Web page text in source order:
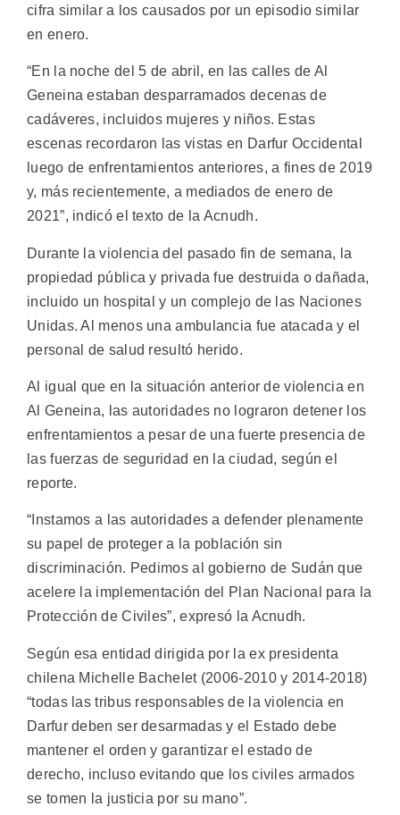
cifra similar a los causados por un episodio similar
en enero.
“En la noche del 5 de abril, en las calles de Al
Geneina estaban desparramados decenas de
cadáveres, incluidos mujeres y niños. Estas
escenas recordaron las vistas en Darfur Occidental
luego de enfrentamientos anteriores, a fines de 2019
y, más recientemente, a mediados de enero de
2021”, indicó el texto de la Acnudh.
Durante la violencia del pasado fin de semana, la
propiedad pública y privada fue destruida o dañada,
incluido un hospital y un complejo de las Naciones
Unidas. Al menos una ambulancia fue atacada y el
personal de salud resultó herido.
Al igual que en la situación anterior de violencia en
Al Geneina, las autoridades no lograron detener los
enfrentamientos a pesar de una fuerte presencia de
las fuerzas de seguridad en la ciudad, según el
reporte.
“Instamos a las autoridades a defender plenamente
su papel de proteger a la población sin
discriminación. Pedimos al gobierno de Sudán que
acelere la implementación del Plan Nacional para la
Protección de Civiles”, expresó la Acnudh.
Según esa entidad dirigida por la ex presidenta
chilena Michelle Bachelet (2006-2010 y 2014-2018)
“todas las tribus responsables de la violencia en
Darfur deben ser desarmadas y el Estado debe
mantener el orden y garantizar el estado de
derecho, incluso evitando que los civiles armados
se tomen la justicia por su mano”.